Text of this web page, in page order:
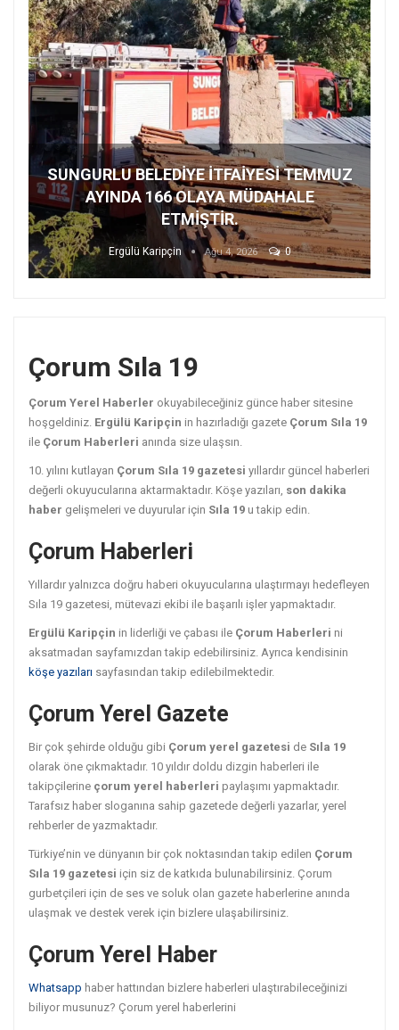
SUNGURLU BELEDİYE İTFAİYESİ TEMMUZ
AYINDA 166 OLAYA MÜDAHALE
ETMİŞTİR.
Ergülü Karipçin Ağu 4, 2026 0
Çorum Sıla 19
Çorum Yerel Haberler okuyabileceğiniz günce haber sitesine
hoşgeldiniz. Ergülü Karipçin in hazırladığı gazete Çorum Sıla 19
ile Çorum Haberleri anında size ulaşsın.
10. yılını kutlayan Çorum Sıla 19 gazetesi yıllardır güncel haberleri
değerli okuyucularına aktarmaktadır. Köşe yazıları, son dakika
haber gelişmeleri ve duyurular için Sıla 19 u takip edin.
Çorum Haberleri
Yıllardır yalnızca doğru haberi okuyucularına ulaştırmayı hedefleyen
Sıla 19 gazetesi, mütevazi ekibi ile başarılı işler yapmaktadır.
Ergülü Karipçin in liderliği ve çabası ile Çorum Haberleri ni
aksatmadan sayfamızdan takip edebilirsiniz. Ayrıca kendisinin
köşe yazıları sayfasından takip edilebilmektedir.
Çorum Yerel Gazete
Bir çok şehirde olduğu gibi Çorum yerel gazetesi de Sıla 19
olarak öne çıkmaktadır. 10 yıldır doldu dizgin haberleri ile
takipçilerine çorum yerel haberleri paylaşımı yapmaktadır.
Tarafsız haber sloganına sahip gazetede değerli yazarlar, yerel
rehberler de yazmaktadır.
Türkiye’nin ve dünyanın bir çok noktasından takip edilen Çorum
Sıla 19 gazetesi için siz de katkıda bulunabilirsiniz. Çorum
gurbetçileri için de ses ve soluk olan gazete haberlerine anında
ulaşmak ve destek verek için bizlere ulaşabilirsiniz.
Çorum Yerel Haber
Whatsapp haber hattından bizlere haberleri ulaştırabileceğinizi
biliyor musunuz? Çorum yerel haberlerini